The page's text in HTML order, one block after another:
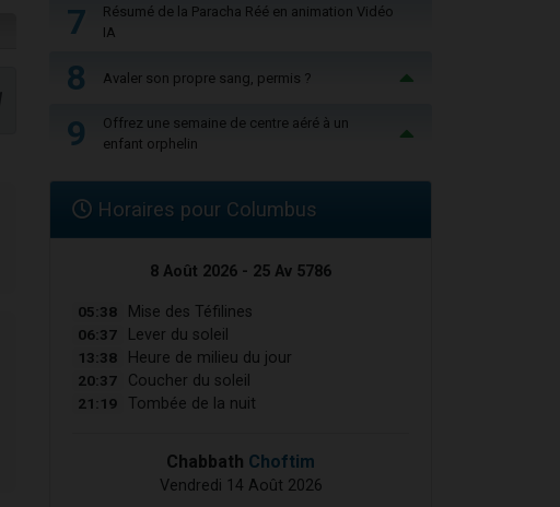
7
Résumé de la Paracha Réé en animation Vidéo
IA
8 Avaler son propre sang, permis ?
9
Offrez une semaine de centre aéré à un
enfant orphelin
Horaires pour Columbus
8 Août 2026 - 25 Av 5786
05:38 Mise des Téfilines
06:37 Lever du soleil
13:38 Heure de milieu du jour
20:37 Coucher du soleil
21:19 Tombée de la nuit
Chabbath Choftim
Vendredi 14 Août 2026